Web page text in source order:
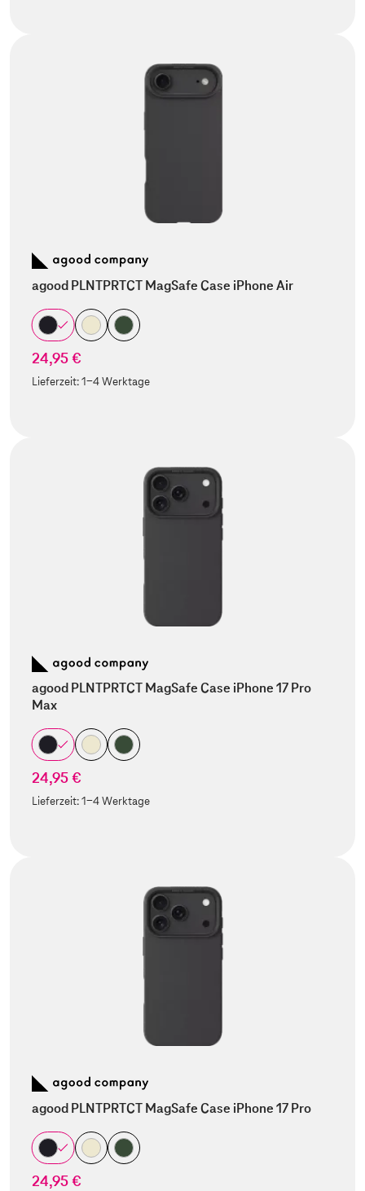
agood PLNTPRTCT MagSafe Case iPhone Air
24,95 €
Lieferzeit:1-4 Werktage
agood PLNTPRTCT MagSafe Case iPhone 17 Pro
Max
24,95 €
Lieferzeit:1-4 Werktage
agood PLNTPRTCT MagSafe Case iPhone 17 Pro
24,95 €